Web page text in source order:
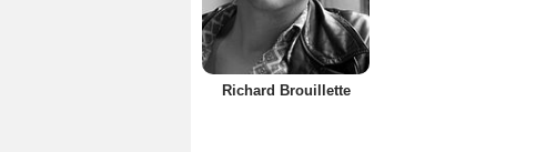
Richard Brouillette